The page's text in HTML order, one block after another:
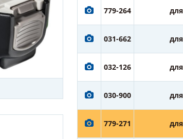
779-264
031-662
032-126
030-900
779-271